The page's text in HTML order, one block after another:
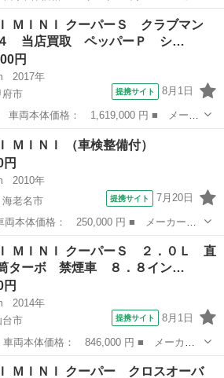
ＭＩＮＩ ■ グレード名： クーパー
規認定中古車 新車保証 保証整備付
ＭＩＮＩ クーパーＳ クラブマン
当店買取 ペッパーＰ シ…
円
2017年
府市
提携サイト 8月1日
： ＭＩＮＩ ■ グレード名： クーパ
当店買取 ペッパーＰ シートＨ Ａ
ＭＩＮＩ ＭＩＮＩ （車検整備付）
2010年
老名市
提携サイト 7月20日
： ＭＩＮＩ ■ グレード名： ■ 排気
： 3D ■ ミッション： AT6速 ■ 店...
ＭＩＮＩ クーパーＳ ２．０Ｌ 直
ターボ 禁煙車 ８．８イン…
2014年
市
提携サイト 8月1日
ＭＩＮＩ ■ グレード名： クーパー
ーボ 禁煙車 ８．８インチ純正ＨＤＤ
ＭＩＮＩ クーパー クロスオーバ